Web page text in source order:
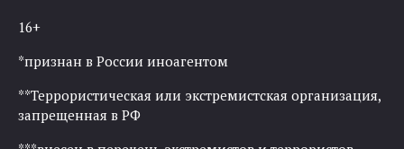
16+
*признан в России иноагентом
**Террористическая или экстремистская организация,
запрещенная в РФ